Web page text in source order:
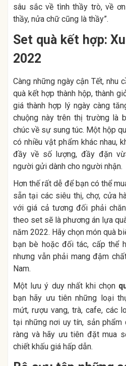
sâu sắc về tình thầy trò, về
thầy, nửa chữ cũng là thầy”.
Set quà kết hợp:
2022
Càng những ngày cận Tết, nhu
quà kết hợp thành hộp, thành
giá thành hợp lý ngày càng
chuộng này trên thị trường là
chúc về sự sung túc. Một hộp
có nhiều vật phẩm khác nhau,
đầy về số lượng, đầy đặn
người gửi dành cho người nhận.
Hơn thế rất dễ để bạn có thể
sẵn tại các siêu thị, chợ, cửa
với giá cả tương đối phải
theo set sẽ là phương án lựa
năm 2022. Hãy chọn món quà
bạn bè hoặc đối tác, cấp thể
nhưng vẫn phải mang đậm
Nam.
Một lưu ý duy nhất khi chọn
bạn hãy ưu tiên những loại
mứt, rượu vang, trà, cafe, các
tại những nơi uy tín, sản
ràng và hãy ưu tiên đặt mua
chiết khấu giá hấp dẫn.